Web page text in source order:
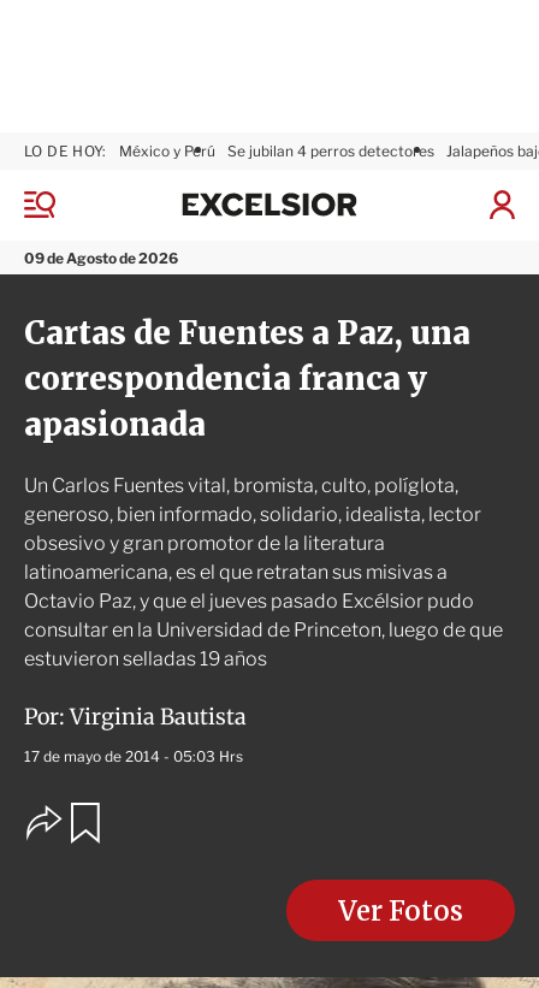
M
n
ú
09 de Agosto de 2026
LO DE HOY: México y Perú Se jubilan 4 perros detectores Jalapeños
I
x
l
i
o
r
Cartas de Fuentes a Paz, una
correspondencia franca y
apasionada
Un Carlos Fuentes vital, bromista, culto, políglota,
generoso, bien informado, solidario, idealista, lector
obsesivo y gran promotor de la literatura
latinoamericana, es el que retratan sus misivas a
Octavio Paz, y que el jueves pasado Excélsior pudo
consultar en la Universidad de Princeton, luego de que
estuvieron selladas 19 años
Por:Virginia Bautista
17 de mayo de 2014 - 05:03 Hrs
O
p
s
Ver Fotos